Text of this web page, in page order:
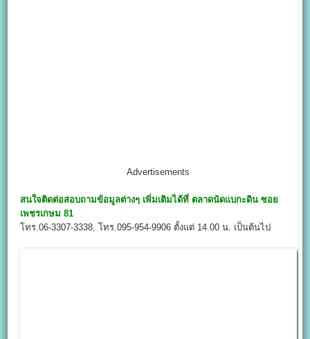
Advertisements
สนใจติดต่อสอบถามข้อมูลต่างๆ เพิ่มเติมได้ที่ ตลาดนัดแบกะดิน ซอย
เพชรเกษม 81
โทร.06-3307-3338, โทร.095-954-9906 ตั้งแต่ 14.00 น. เป็นต้นไป